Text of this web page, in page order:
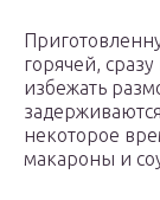
горячей,
избежать
некоторое
макароны и